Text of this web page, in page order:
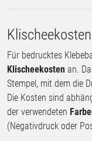
Für bedrucktes
Klischeekosten an.
Stempel, mit dem die
Die Kosten sind
der verwendeten
(Negativdruck oder